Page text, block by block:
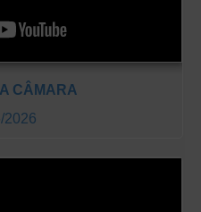
CÂMARA
2026